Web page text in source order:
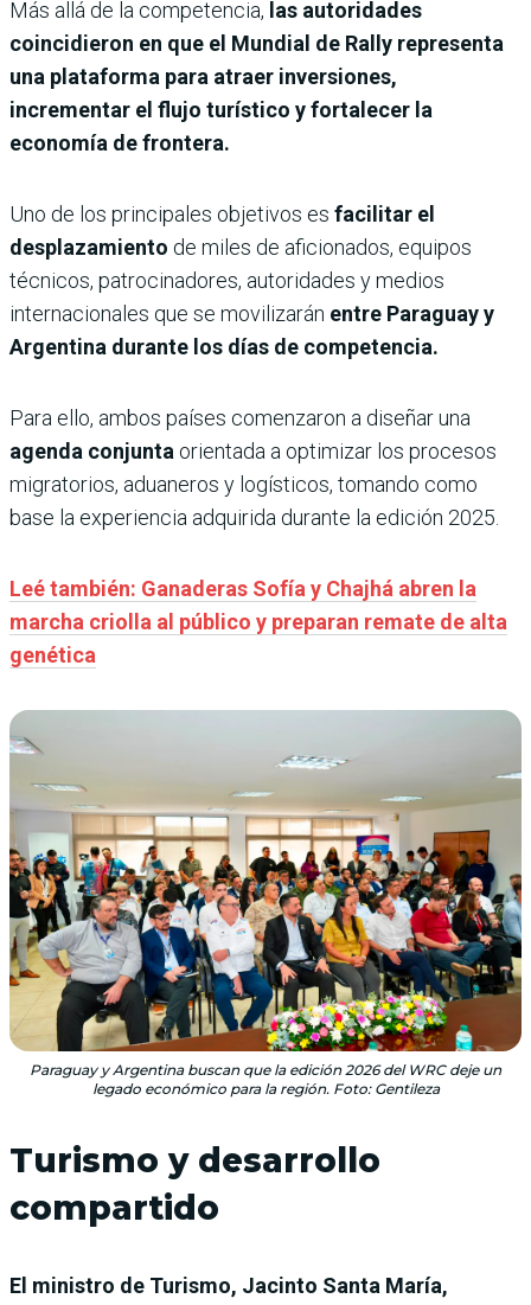
Más allá de la competencia, las autoridades
coincidieron en que el Mundial de Rally representa
una plataforma para atraer inversiones,
incrementar el flujo turístico y fortalecer la
economía de frontera.
Uno de los principales objetivos es facilitar el
desplazamiento de miles de aficionados, equipos
técnicos, patrocinadores, autoridades y medios
internacionales que se movilizarán entre Paraguay y
Argentina durante los días de competencia.
Para ello, ambos países comenzaron a diseñar una
agenda conjunta orientada a optimizar los procesos
migratorios, aduaneros y logísticos, tomando como
base la experiencia adquirida durante la edición 2025.
Leé también: Ganaderas Sofía y Chajhá abren la
marcha criolla al público y preparan remate de alta
genética
Paraguay y Argentina buscan que la edición 2026 del WRC deje un
legado económico para la región. Foto: Gentileza
Turismo y desarrollo
compartido
El ministro de Turismo, Jacinto Santa María,